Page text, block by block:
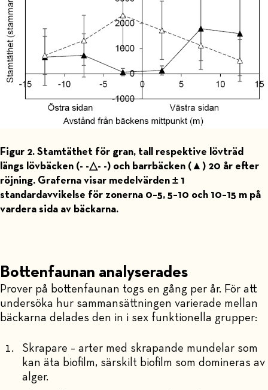
Figur 2. Stamtäthet för gran, tall respektive lövträd
längs lövbäcken (- -△- -) och barrbäcken (▲) 20 år efter
röjning. Graferna visar medelvärden ± 1
standardavvikelse för zonerna 0–5, 5–10 och 10–15 m på
vardera sida av bäckarna.
Bottenfaunan analyserades
Prover på bottenfaunan togs en gång per år. För att
undersöka hur sammansättningen varierade mellan
bäckarna delades den in i sex funktionella grupper:
Skrapare – arter med skrapande mundelar som
kan äta biofilm, särskilt biofilm som domineras av
alger.